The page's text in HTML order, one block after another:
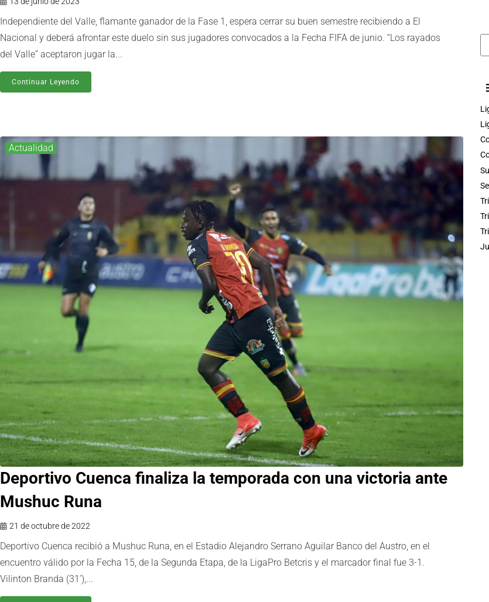
Independiente del Valle, flamante ganador de la Fase 1, espera cerrar su buen semestre recibiendo a El
Nacional y deberá afrontar este duelo sin sus jugadores convocados a la Fecha FIFA de junio. “Los rayados
del Valle” aceptaron jugar la...
Continuar Leyendo
Actualidad
Deportivo Cuenca finaliza la temporada con una victoria ante
Mushuc Runa
21 de octubre de 2022
Deportivo Cuenca recibió a Mushuc Runa, en el Estadio Alejandro Serrano Aguilar Banco del Austro, en el
encuentro válido por la Fecha 15, de la Segunda Etapa, de la LigaPro Betcris y el marcador final fue 3-1.
Vilinton Branda (31’),...